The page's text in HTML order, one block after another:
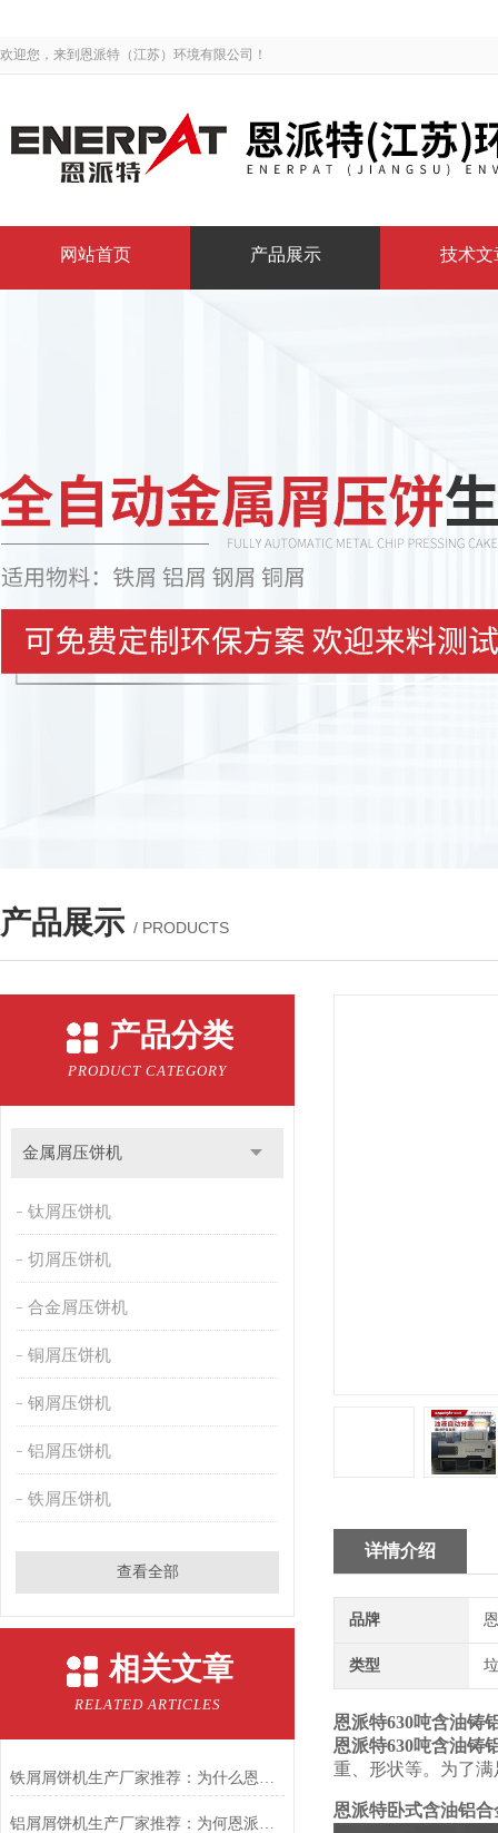
欢迎您，来到恩派特（江苏）环境有限公司！
网站首页 产品展示 技术文
产品展示 / PRODUCTS
产品分类
PRODUCT CATEGORY
金属屑压饼机
钛屑压饼机
切屑压饼机
合金屑压饼机
铜屑压饼机
钢屑压饼机
铝屑压饼机
铁屑压饼机
查看全部
相关文章
RELATED ARTICLES
铁屑屑饼机生产厂家推荐：为什么恩派特是您的优选伙伴
铝屑屑饼机生产厂家推荐：为何恩派特成为金属回收行业的“隐形优选”？
详情介绍
品牌
类型
恩派特630吨含油铸
恩派特630吨含油铸
重、形状等。为了
恩派特卧式含油铝